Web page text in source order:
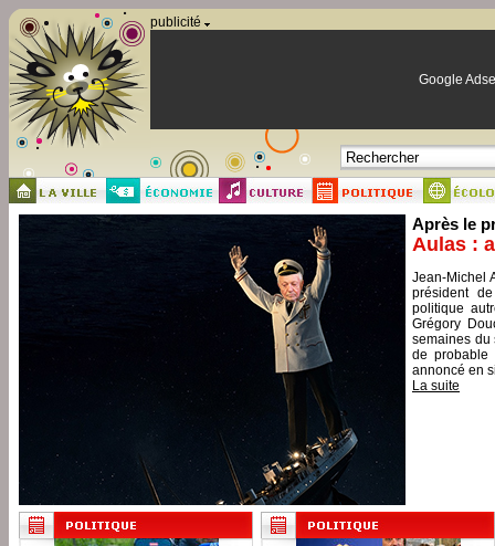
publicité
Google
Après le
Aulas :
Jean-Michel
président
politique
Grégory
semaines du
de probable
annoncé en
La suite
Panneau de gestion des cookies